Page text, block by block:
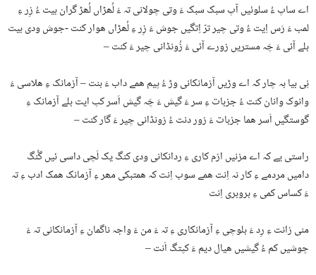
اے ساپ ءُ سلوئیں آپ سبک سبک ءَ وتی چولانی تہ ءَ لُھڑاں لُھڑ گران بیت ءُ زِر ءِ
لمب ءَ رَس اِیت ءُ وتی چیر ترّ اِتگیں جوش ءَ زِر ءِ لُھڑاں ھوار کنت -جوش ودی بیت
بلے آئی ءَ چَہ مستریں زورے آئی ءَ زُونڈانی چیر ءَ کنت –
نِی بیا بہ چار کہ اے وڑیں آزمانکانی وڑ ءُ پیم ھمے داب ءَ بنت – آزمانک ءِ ھلاسی ءَ
وانوک وانان کنت ءُ جزبات ءِ سر ءَ گیش ءَ چَہ گیش اَسر کپ ایت بلے آزمانک ءِ
گوستگیں اَسر ھما جزبات ءَ زور دنت ءُ زونڈانی چیر ءَ گار کنت –
راستی یے کہ اے مزنیں ازم کاری ءِ ردانکانی ودی کنگ یک لَچی داسی ئیں گُنگ
دامیں مردمے ءِ کار نہ اِنت ھمے سوب اِنت کہ ھمتبکی مھر ءِ آزمانک ھمک ادب ءِ تہ
ءَ کساس کمی ءِ بروبری اِنت
منی زانت ءِ رِد ءَ بلوچی ءِ آزمانکاری ءِ تہ ءَ من ءَ واجہ ناگمان ءِ آزمانکانی تہ ءَ
چوشیں کم ءُ گیشیں ھیال دیم ءَ کپتگ اَنت –